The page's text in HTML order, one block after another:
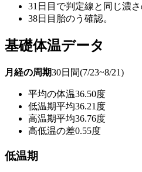
31日目で判定線と同じ濃さ
38日目胎のう確認。
基礎体温データ
月経の周期30日間(7/23~8/21)
平均の体温36.50度
低温期平均36.21度
高温期平均36.76度
高低温の差0.55度
低温期